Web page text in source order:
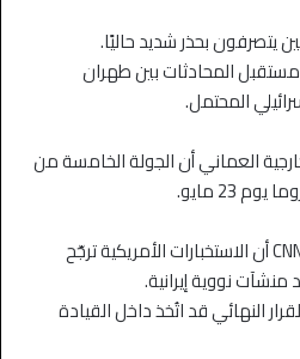
يتصرفون بحذر شديد حاليًا.
المحادثات بين طهران
المحتمل.
العماني أن الجولة الخامسة من
23 مايو.
ومن ناحية أمنية، أفادت شبكة CNN أن الاستخبارات الأمريكية ترجّح
منشآت نووية إيرانية.
النهائي قد اتُخذ داخل القيادة